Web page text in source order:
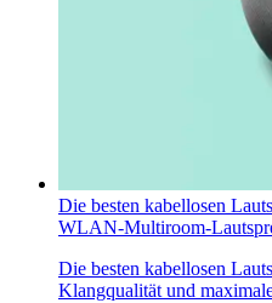
Die besten kabellosen
WLAN-Multiroom-
Die besten kabellosen
Klangqualität und